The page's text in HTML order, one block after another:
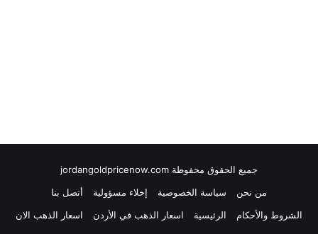
جميع الحقوق محفوظة jordangoldpricenow.com
من نحن
سياسة الخصوصية إخلاء مسؤولية
أتصل بنا
الشروط والأحكام
الرئيسية اسعار الذهب في الأردن
اسعار الذهب الان